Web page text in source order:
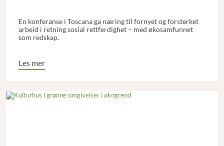
En konferanse i Toscana ga næring til fornyet og forsterket
arbeid i retning sosial rettferdighet – med økosamfunnet
som redskap.
Les mer